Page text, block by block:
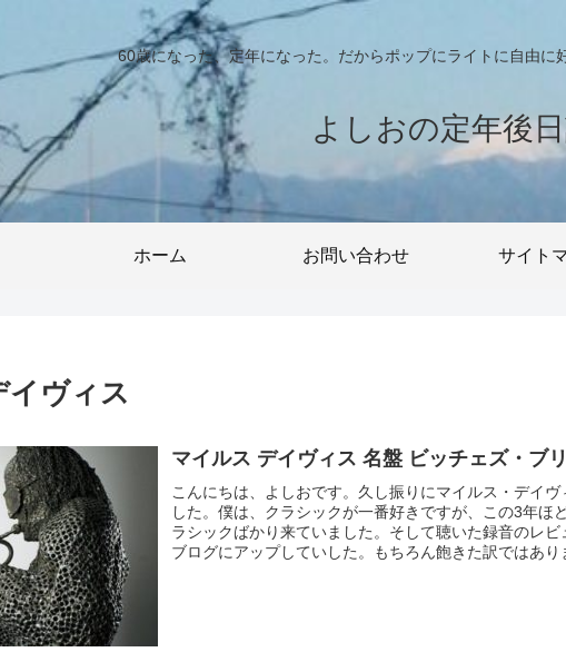
60歳になった、定年になった。だからポップにライトに自由に
よしおの定年後
ホーム お問い合わせ サイト
イヴィス
マイルス デイヴィス 名盤 ビッチェズ・ブ
こんにちは、よしおです。久し振りにマイルス・デイヴ
した。僕は、クラシックが一番好きですが、この3年ほ
ラシックばかり来ていました。そして聴いた録音のレビ
ブログにアップしていした。もちろん飽きた訳ではあり